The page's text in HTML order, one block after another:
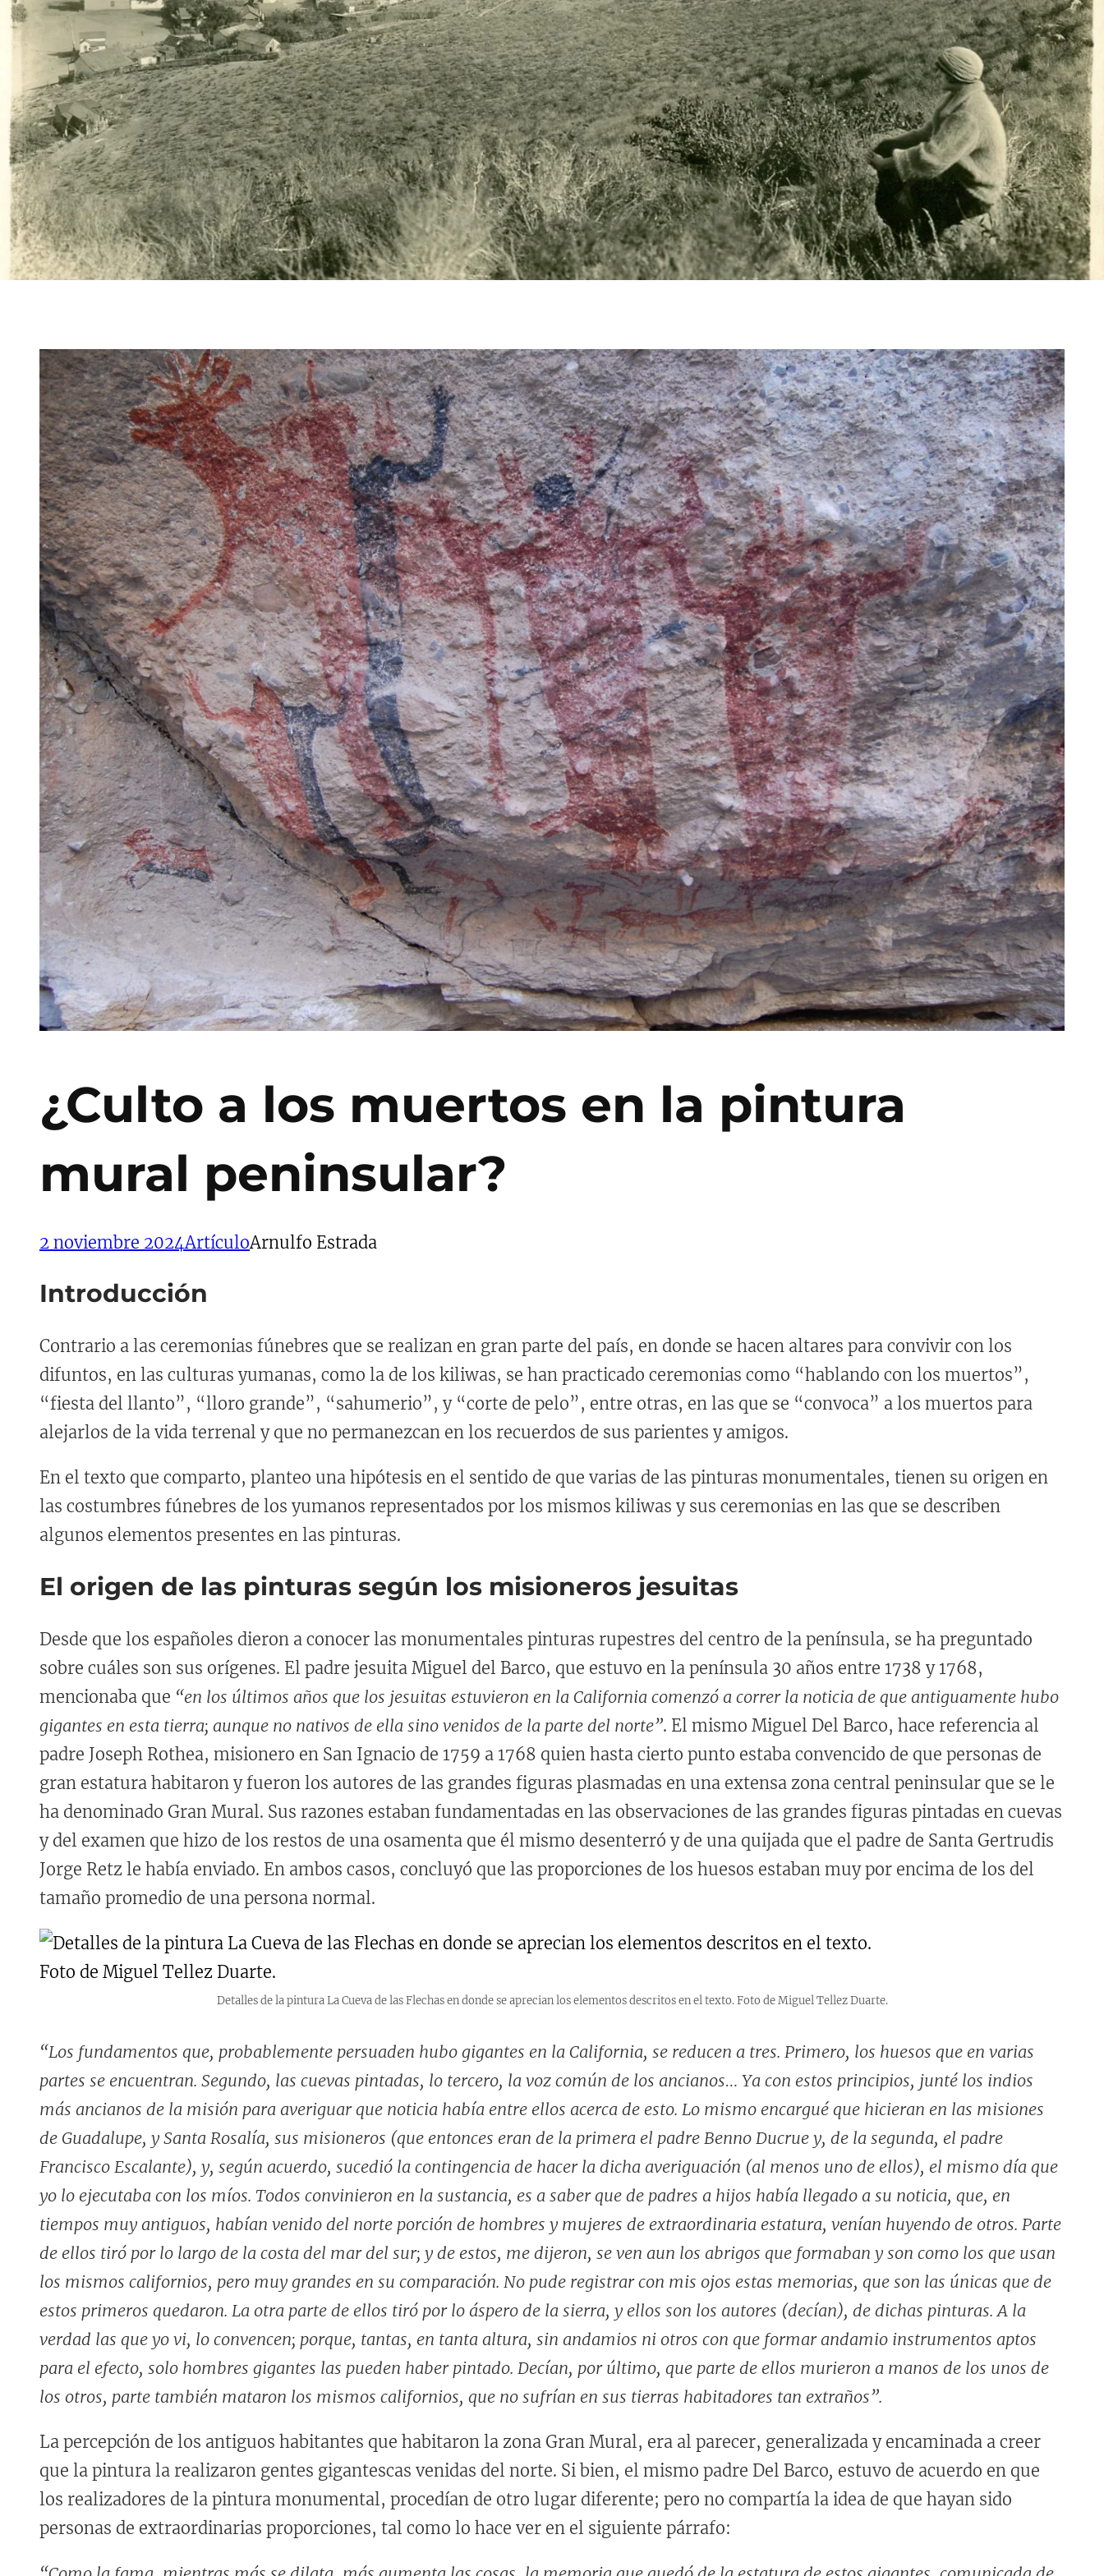
¿Culto a los muertos en la pintura
mural peninsular?
2 noviembre 2024ArtículoArnulfo Estrada
Introducción
Contrario a las ceremonias fúnebres que se realizan en gran parte del país, en donde se hacen altares para convivir con los
difuntos, en las culturas yumanas, como la de los kiliwas, se han practicado ceremonias como “hablando con los muertos”,
“fiesta del llanto”, “lloro grande”, “sahumerio”, y “corte de pelo”, entre otras, en las que se “convoca” a los muertos para
alejarlos de la vida terrenal y que no permanezcan en los recuerdos de sus parientes y amigos.
En el texto que comparto, planteo una hipótesis en el sentido de que varias de las pinturas monumentales, tienen su origen en
las costumbres fúnebres de los yumanos representados por los mismos kiliwas y sus ceremonias en las que se describen
algunos elementos presentes en las pinturas.
El origen de las pinturas según los misioneros jesuitas
Desde que los españoles dieron a conocer las monumentales pinturas rupestres del centro de la península, se ha preguntado
sobre cuáles son sus orígenes. El padre jesuita Miguel del Barco, que estuvo en la península 30 años entre 1738 y 1768,
mencionaba que “en los últimos años que los jesuitas estuvieron en la California comenzó a correr la noticia de que antiguamente hubo
gigantes en esta tierra; aunque no nativos de ella sino venidos de la parte del norte”. El mismo Miguel Del Barco, hace referencia al
padre Joseph Rothea, misionero en San Ignacio de 1759 a 1768 quien hasta cierto punto estaba convencido de que personas de
gran estatura habitaron y fueron los autores de las grandes figuras plasmadas en una extensa zona central peninsular que se le
ha denominado Gran Mural. Sus razones estaban fundamentadas en las observaciones de las grandes figuras pintadas en cuevas
y del examen que hizo de los restos de una osamenta que él mismo desenterró y de una quijada que el padre de Santa Gertrudis
Jorge Retz le había enviado. En ambos casos, concluyó que las proporciones de los huesos estaban muy por encima de los del
tamaño promedio de una persona normal.
Detalles de la pintura La Cueva de las Flechas en donde se aprecian los elementos descritos en el texto. Foto de Miguel Tellez Duarte.
“Los fundamentos que, probablemente persuaden hubo gigantes en la California, se reducen a tres. Primero, los huesos que en varias
partes se encuentran. Segundo, las cuevas pintadas, lo tercero, la voz común de los ancianos… Ya con estos principios, junté los indios
más ancianos de la misión para averiguar que noticia había entre ellos acerca de esto. Lo mismo encargué que hicieran en las misiones
de Guadalupe, y Santa Rosalía, sus misioneros (que entonces eran de la primera el padre Benno Ducrue y, de la segunda, el padre
Francisco Escalante), y, según acuerdo, sucedió la contingencia de hacer la dicha averiguación (al menos uno de ellos), el mismo día que
yo lo ejecutaba con los míos. Todos convinieron en la sustancia, es a saber que de padres a hijos había llegado a su noticia, que, en
tiempos muy antiguos, habían venido del norte porción de hombres y mujeres de extraordinaria estatura, venían huyendo de otros. Parte
de ellos tiró por lo largo de la costa del mar del sur; y de estos, me dijeron, se ven aun los abrigos que formaban y son como los que usan
los mismos californios, pero muy grandes en su comparación. No pude registrar con mis ojos estas memorias, que son las únicas que de
estos primeros quedaron. La otra parte de ellos tiró por lo áspero de la sierra, y ellos son los autores (decían), de dichas pinturas. A la
verdad las que yo vi, lo convencen; porque, tantas, en tanta altura, sin andamios ni otros con que formar andamio instrumentos aptos
para el efecto, solo hombres gigantes las pueden haber pintado. Decían, por último, que parte de ellos murieron a manos de los unos de
los otros, parte también mataron los mismos californios, que no sufrían en sus tierras habitadores tan extraños”.
La percepción de los antiguos habitantes que habitaron la zona Gran Mural, era al parecer, generalizada y encaminada a creer
que la pintura la realizaron gentes gigantescas venidas del norte. Si bien, el mismo padre Del Barco, estuvo de acuerdo en que
los realizadores de la pintura monumental, procedían de otro lugar diferente; pero no compartía la idea de que hayan sido
personas de extraordinarias proporciones, tal como lo hace ver en el siguiente párrafo: